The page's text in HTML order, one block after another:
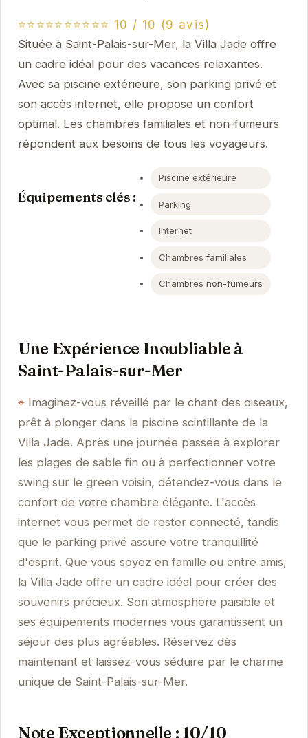
⭐⭐⭐⭐⭐⭐⭐⭐⭐⭐ 10 / 10 (9 avis)
Située à Saint-Palais-sur-Mer, la Villa Jade offre
un cadre idéal pour des vacances relaxantes.
Avec sa piscine extérieure, son parking privé et
son accès internet, elle propose un confort
optimal. Les chambres familiales et non-fumeurs
répondent aux besoins de tous les voyageurs.
Équipements clés :
Piscine extérieure
Parking
Internet
Chambres familiales
Chambres non-fumeurs
Une Expérience Inoubliable à
Saint-Palais-sur-Mer
Imaginez-vous réveillé par le chant des oiseaux,
prêt à plonger dans la piscine scintillante de la
Villa Jade. Après une journée passée à explorer
les plages de sable fin ou à perfectionner votre
swing sur le green voisin, détendez-vous dans le
confort de votre chambre élégante. L'accès
internet vous permet de rester connecté, tandis
que le parking privé assure votre tranquillité
d'esprit. Que vous soyez en famille ou entre amis,
la Villa Jade offre un cadre idéal pour créer des
souvenirs précieux. Son atmosphère paisible et
ses équipements modernes vous garantissent un
séjour des plus agréables. Réservez dès
maintenant et laissez-vous séduire par le charme
unique de Saint-Palais-sur-Mer.
Note Exceptionnelle : 10/10